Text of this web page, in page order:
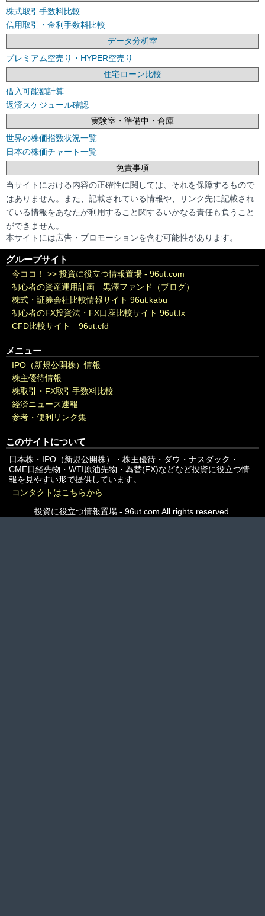
株式取引手数料比較
信用取引・金利手数料比較
データ分析室
プレミアム空売り・HYPER空売り
住宅ローン比較
借入可能額計算
返済スケジュール確認
実験室・準備中・倉庫
世界の株価指数状況一覧
日本の株価チャート一覧
免責事項
当サイトにおける内容の正確性に関しては、それを保障するもので
はありません。また、記載されている情報や、リンク先に記載され
ている情報をあなたが利用すること関するいかなる責任も負うこと
ができません。
本サイトには広告・プロモーションを含む可能性があります。
グループサイト
今ココ！ >> 投資に役立つ情報置場 - 96ut.com
初心者の資産運用計画 黒澤ファンド（ブログ）
株式・証券会社比較情報サイト 96ut.kabu
初心者のFX投資法・FX口座比較サイト 96ut.fx
CFD比較サイト 96ut.cfd
メニュー
IPO（新規公開株）情報
株主優待情報
株取引・FX取引手数料比較
経済ニュース速報
参考・便利リンク集
このサイトについて
日本株・IPO（新規公開株）・株主優待・ダウ・ナスダック・
CME日経先物・WTI原油先物・為替(FX)などなど投資に役立つ情
報を見やすい形で提供しています。
コンタクトはこちらから
投資に役立つ情報置場 - 96ut.com All rights reserved.